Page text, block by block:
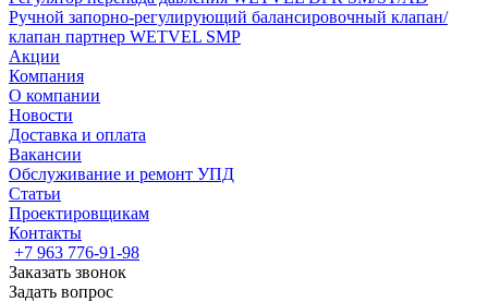
Ручной запорно-регулирующий балансировочный клапан/
клапан партнер WETVEL SMP
Акции
Компания
О компании
Новости
Доставка и оплата
Вакансии
Обслуживание и ремонт УПД
Статьи
Проектировщикам
Контакты
+7 963 776-91-98
Заказать звонок
Задать вопрос